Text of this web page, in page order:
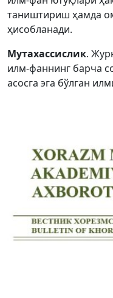
Volume 3_1, 2026
Volume 2_5, 2026
Volume 2_4, 2026
Volume 2_3, 2026
Volume 1_5, 2026
Volume 1_4, 2026
Volume 1_2, 2026
таништириш ҳамда
ҳисобланади.
Мутахассислик.
илм-фаннинг барча
асосга эга бўлган